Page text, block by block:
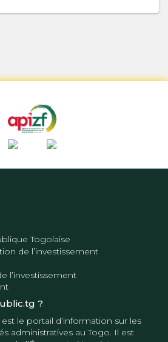
Togolaise
de l’investissement
l’investissement
?
est le portail d’information sur les
administratives au Togo. Il est